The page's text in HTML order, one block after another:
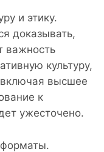
и этику.
доказывать,
важность
культуру,
включая высшее
к
ужесточено.